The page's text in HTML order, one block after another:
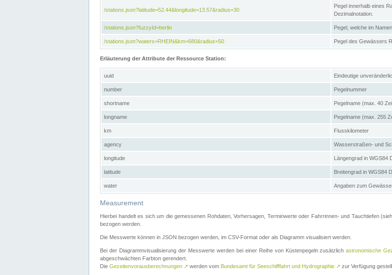
/stations.json?latitude=52.44&longitude=13.57&radius=30
Pegel innerhalb eines
Dezimalnotation.
/stations.json?fuzzyId=berlin Pegel, welche im
/stations.json?waters=RHEIN&km=680&radius=50 Pegel des Gewässers
Erläuterung der Attribute der Ressource Station:
uuid Eindeutige
number Pegelnummer
shortname Pegelname (max. 40
longname Pegelname (max. 255
km Flusskilometer
agency Wasserstraßen- und
longitude Längengrad in WGS84
latitude Breitengrad in WGS84
water Angaben zum
Measurement
Hierbei handelt es sich um die gemessenen Rohdaten, Vorhersagen, Terminwerte oder Fahrrinnen- und Tauchtiefen
bezogen werden.
Die Messwerte können in JSON bezogen werden, im CSV-Format oder als Diagramm visualisiert werden.
Bei der Diagrammvisualisierung der Messwerte werden bei einer Reihe von Küstenpegeln zusätzlichastronomische
abgeschwächten Farbton gerendert.
Die Gezeitenvorausberechnungen ↗ werden vom Bundesamt für Seeschifffahrt und Hydrographie ↗ zur Verfügung